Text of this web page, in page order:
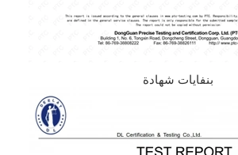
بنفايات شهادة